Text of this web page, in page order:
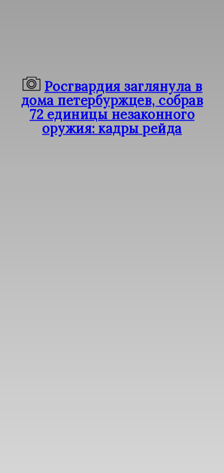
Росгвардия заглянула в
дома петербуржцев, собрав
72 единицы незаконного
оружия: кадры рейда